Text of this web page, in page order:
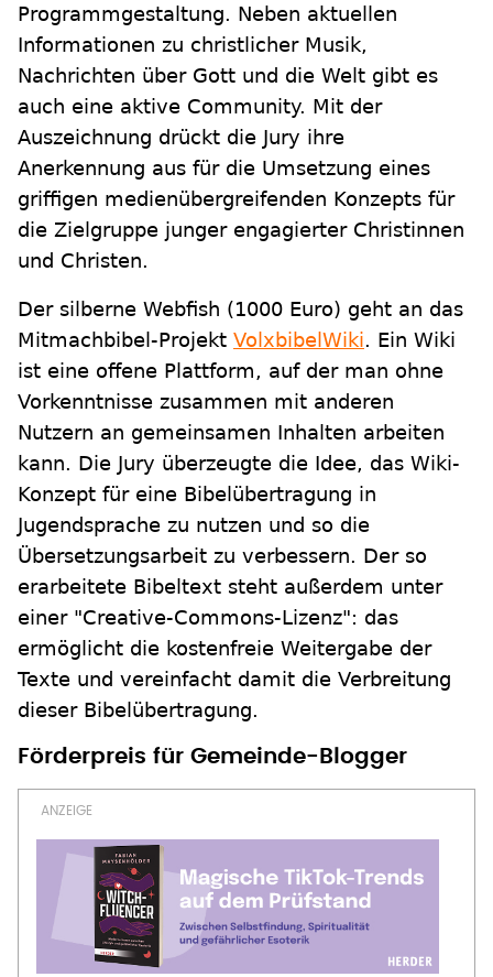
Programmgestaltung. Neben aktuellen
Informationen zu christlicher Musik,
Nachrichten über Gott und die Welt gibt es
auch eine aktive Community. Mit der
Auszeichnung drückt die Jury ihre
Anerkennung aus für die Umsetzung eines
griffigen medienübergreifenden Konzepts für
die Zielgruppe junger engagierter Christinnen
und Christen.
Der silberne Webfish (1000 Euro) geht an das
Mitmachbibel-Projekt VolxbibelWiki. Ein Wiki
ist eine offene Plattform, auf der man ohne
Vorkenntnisse zusammen mit anderen
Nutzern an gemeinsamen Inhalten arbeiten
kann. Die Jury überzeugte die Idee, das Wiki-
Konzept für eine Bibelübertragung in
Jugendsprache zu nutzen und so die
Übersetzungsarbeit zu verbessern. Der so
erarbeitete Bibeltext steht außerdem unter
einer "Creative-Commons-Lizenz": das
ermöglicht die kostenfreie Weitergabe der
Texte und vereinfacht damit die Verbreitung
dieser Bibelübertragung.
Förderpreis für Gemeinde-Blogger